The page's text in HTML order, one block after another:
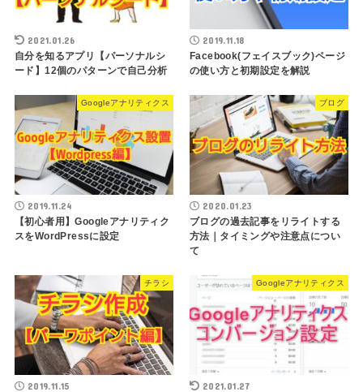
2021.01.26
自分を知るアプリ【パーソナルシ
ード】12個のパターンで自己分析
2019.11.18
Facebook(フェイスブック)ページ
の使い方と初期設定を解説
Googleアナリティクス
2019.11.24
【初心者用】Googleアナリティク
スをWordPressに設定
ブログ
2020.01.23
ブログの過去記事をリライトする
方法｜タイミングや注意点につい
て
チラシ
2019.11.15
Googleアナリティクス
2021.01.27